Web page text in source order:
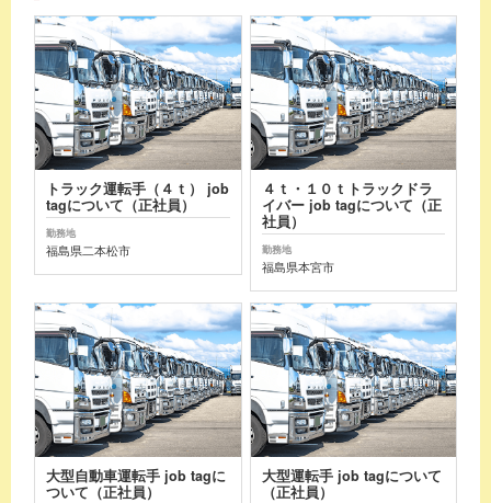
トラック運転手（４ｔ） job
tagについて（正社員）
勤務地
福島県二本松市
４ｔ・１０ｔトラックドラ
イバー job tagについて（正
社員）
勤務地
福島県本宮市
大型自動車運転手 job tagに
ついて（正社員）
大型運転手 job tagについて
（正社員）